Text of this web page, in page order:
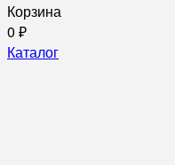
Корзина
0 ₽
Каталог